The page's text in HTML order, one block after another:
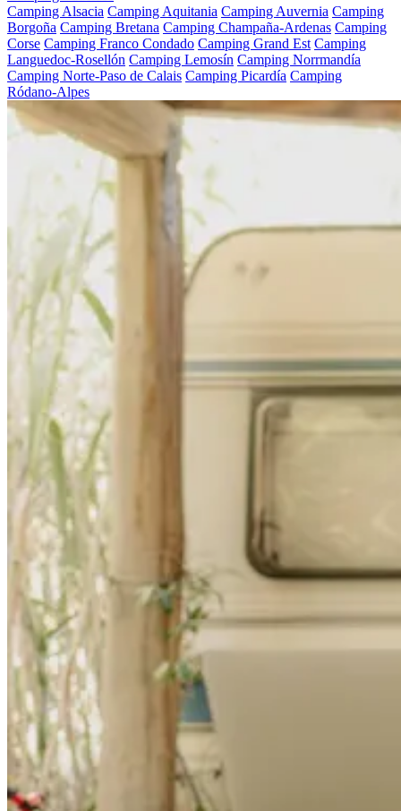
Camping Alsacia Camping Aquitania Camping Auvernia Camping
Borgoña Camping Bretana Camping Champaña-Ardenas Camping
Corse Camping Franco Condado Camping Grand Est Camping
Languedoc-Rosellón Camping Lemosín Camping Norrmandía
Camping Norte-Paso de Calais Camping Picardía Camping
Ródano-Alpes